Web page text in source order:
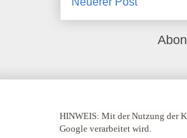
HINWEIS: Mit der Nutzung der
Google verarbeitet wird.